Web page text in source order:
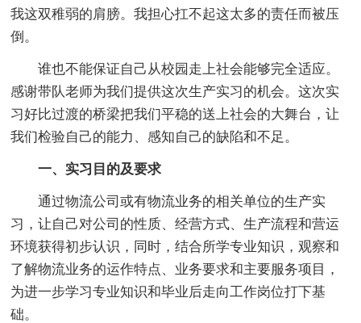
我这双稚弱的肩膀。我担心扛不起这太多的责任而被压
倒。
谁也不能保证自己从校园走上社会能够完全适应。
感谢带队老师为我们提供这次生产实习的机会。这次实
习好比过渡的桥梁把我们平稳的送上社会的大舞台，让
我们检验自己的能力、感知自己的缺陷和不足。
一、实习目的及要求
通过物流公司或有物流业务的相关单位的生产实
习，让自己对公司的性质、经营方式、生产流程和营运
环境获得初步认识，同时，结合所学专业知识，观察和
了解物流业务的运作特点、业务要求和主要服务项目，
为进一步学习专业知识和毕业后走向工作岗位打下基
础。